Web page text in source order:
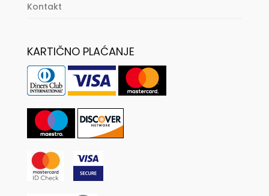
Kontakt
KARTIČNO PLAĆANJE